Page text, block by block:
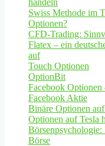
Swiss Methode im
Optionen?
CFD-Trading:
Flatex – ein
auf
Touch Optionen
OptionBit
Facebook
Facebook Aktie
Binäre Optionen
Optionen auf Tesla
Börsenpsychologie:
Börse